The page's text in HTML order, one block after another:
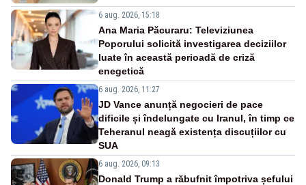
6 aug. 2026, 15:18
Ana Maria Păcuraru: Televiziunea
Poporului solicită investigarea deciziilor
luate în această perioadă de criză
enegetică
6 aug. 2026, 11:27
JD Vance anunță negocieri de pace
dificile și îndelungate cu Iranul, în timp ce
Teheranul neagă existența discuțiilor cu
SUA
6 aug. 2026, 09:13
Donald Trump a răbufnit împotriva șefului